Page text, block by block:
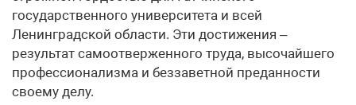
государственного университета и всей
Ленинградской области. Эти достижения –
результат самоотверженного труда, высочайшего
профессионализма и беззаветной преданности
своему делу.